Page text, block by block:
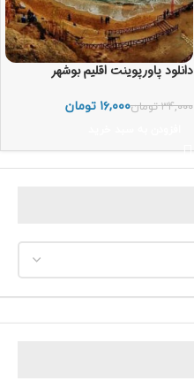
دانلود پاورپوینت اقلیم بوشهر
۳۴,۰۰۰تومان۱۶,۰۰۰ تومان